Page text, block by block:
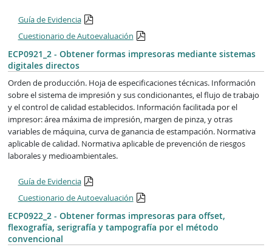
Guía de Evidencia
Cuestionario de Autoevaluación
ECP0921_2 - Obtener formas impresoras mediante sistemas
digitales directos
Orden de producción. Hoja de especificaciones técnicas. Información
sobre el sistema de impresión y sus condicionantes, el flujo de trabajo
y el control de calidad establecidos. Información facilitada por el
impresor: área máxima de impresión, margen de pinza, y otras
variables de máquina, curva de ganancia de estampación. Normativa
aplicable de calidad. Normativa aplicable de prevención de riesgos
laborales y medioambientales.
Guía de Evidencia
Cuestionario de Autoevaluación
ECP0922_2 - Obtener formas impresoras para offset,
flexografía, serigrafía y tampografía por el método
convencional